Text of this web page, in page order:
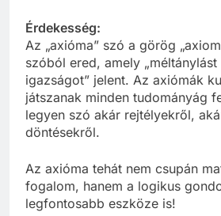
Érdekesség:
Az „axióma” szó a görög
szóból ered, amely „méltánylást
igazságot” jelent. Az axiómák
játszanak minden tudományág
legyen szó akár rejtélyekről,
döntésekről.
Az axióma tehát nem csupán
fogalom, hanem a logikus
legfontosabb eszköze is!